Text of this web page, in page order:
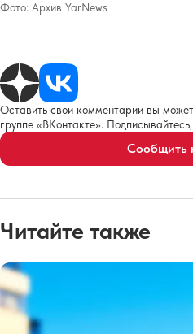
Фото: Архив YarNews
Оставить свои комментарии вы
группе «ВКонтакте».
Сообщить
Читайте также